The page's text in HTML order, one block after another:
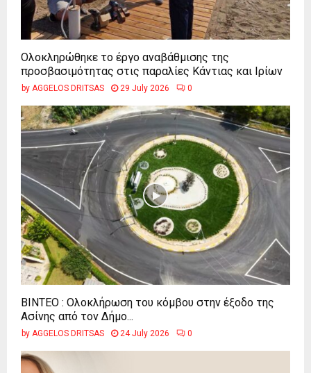
Ολοκληρώθηκε το έργο αναβάθμισης της
προσβασιμότητας στις παραλίες Κάντιας και Ιρίων
by AGGELOS DRITSAS 29 July 2026 0
ΒΙΝΤΕΟ : Ολοκλήρωση του κόμβου στην έξοδο της
Ασίνης από τον Δήμο...
by AGGELOS DRITSAS 24 July 2026 0